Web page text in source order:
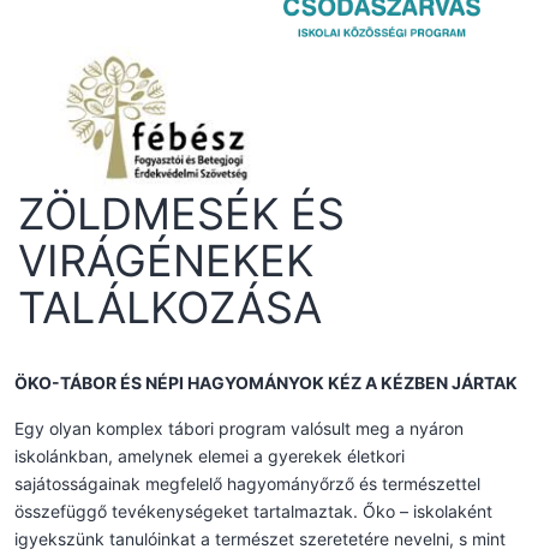
ZÖLDMESÉK ÉS
VIRÁGÉNEKEK
TALÁLKOZÁSA
ÖKO-TÁBOR ÉS NÉPI HAGYOMÁNYOK KÉZ A KÉZBEN JÁRTAK
Egy olyan komplex tábori program valósult meg a nyáron
iskolánkban, amelynek elemei a gyerekek életkori
sajátosságainak megfelelő hagyományőrző és természettel
összefüggő tevékenységeket tartalmaztak. Őko – iskolaként
igyekszünk tanulóinkat a természet szeretetére nevelni, s mint